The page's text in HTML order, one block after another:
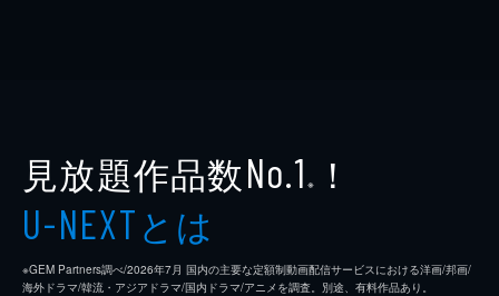
見放題作品数No.1 ※ ！
U-NEXTとは
※GEM Partners調べ/2026年7⽉ 国内の主要な定額制動画配信サービスにおける洋画/邦画/
海外ドラマ/韓流・アジアドラマ/国内ドラマ/アニメを調査。別途、有料作品あり。